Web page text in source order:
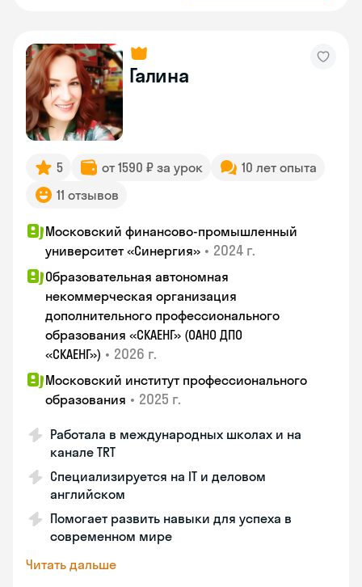
Галина
5 от 1590 ₽ за урок
10 лет опыта
11 отзывов
Московский финансово-промышленный
университет «Синергия» • 2024 г.
Образовательная автономная
некоммерческая организация
дополнительного профессионального
образования «СКАЕНГ» (ОАНО ДПО
«СКАЕНГ») • 2026 г.
Московский институт профессионального
образования • 2025 г.
Работала в международных школах и на
канале TRT
Специализируется на IT и деловом
английском
Помогает развить навыки для успеха в
современном мире
Читать дальше